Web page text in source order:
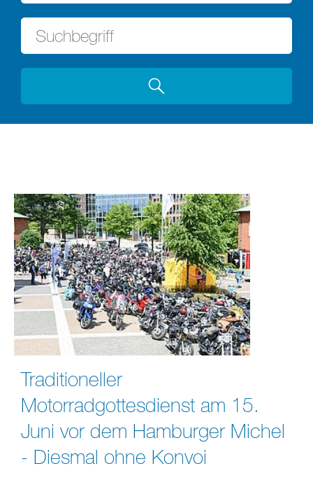
Traditioneller
Motorradgottesdienst am 15.
Juni vor dem Hamburger Michel
- Diesmal ohne Konvoi